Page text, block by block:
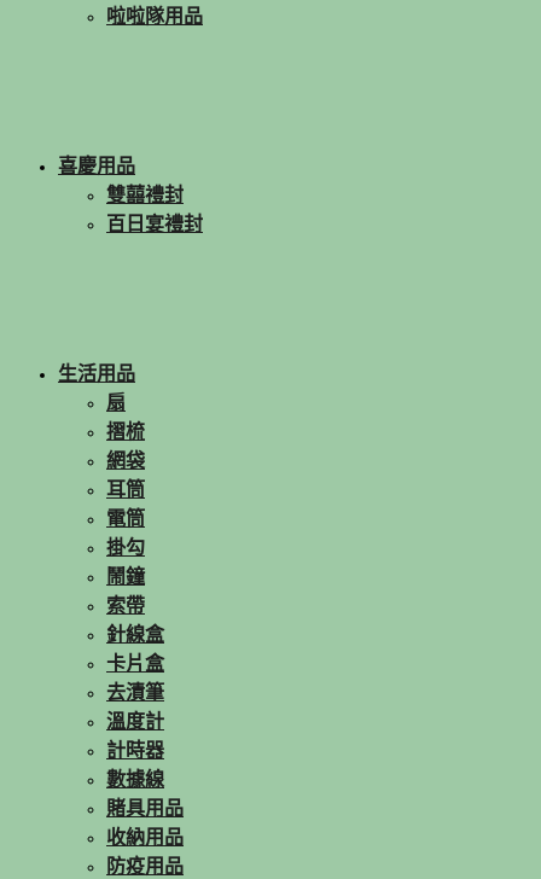
啦啦隊用品
喜慶用品
雙囍禮封
百日宴禮封
生活用品
扇
摺梳
網袋
耳筒
電筒
掛勾
鬧鐘
索帶
針線盒
卡片盒
去漬筆
溫度計
計時器
數據線
賭具用品
收納用品
防疫用品